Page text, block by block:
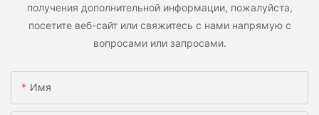
получения дополнительной информации, пожалуйста,
посетите веб-сайт или свяжитесь с нами напрямую с
вопросами или запросами.
Имя